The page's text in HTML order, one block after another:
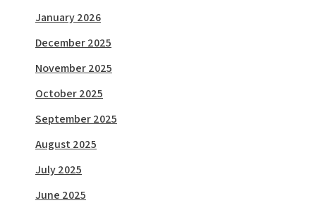
January 2026
December 2025
November 2025
October 2025
September 2025
August 2025
July 2025
June 2025